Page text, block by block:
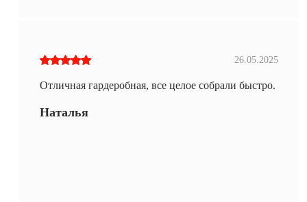
26.05.2025
Отличная гардеробная, все целое собрали быстро.
Наталья